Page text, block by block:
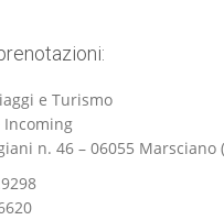
e Turismo
Incoming
n. 46 – 06055 Marsciano